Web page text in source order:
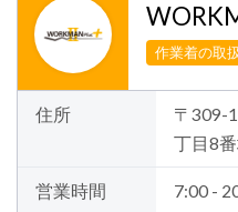
作業着の取
住所
〒309-
丁目8
営業時間 7:00 -